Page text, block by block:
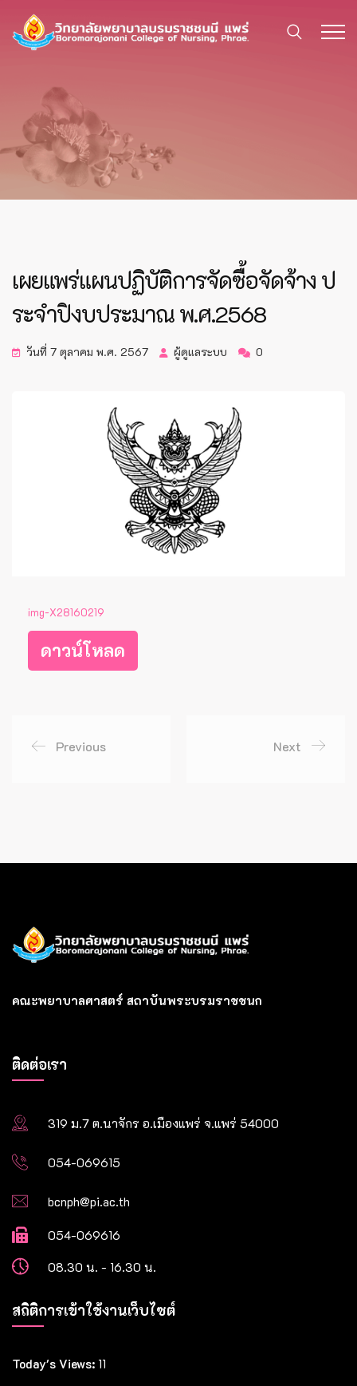
เผยแพร่แผนปฏิบัติการจัดซื้อจัดจ้าง ป
ระจำปิงบประมาณ พ.ศ.2568
วันที่ 7 ตุลาคม พ.ศ. 2567 ผู้ดูแลระบบ 0
img-X28160219
ดาวน์โหลด
Previous Next
คณะพยาบาลศาสตร์ สถาบันพระบรมราชชนก
ติดต่อเรา
319 ม.7 ต.นาจักร อ.เมืองแพร่ จ.แพร่ 54000
054-069615
bcnph@pi.ac.th
054-069616
08.30 น. - 16.30 น.
สถิติการเข้าใช้งานเว็บไซต์
Today's Views: 11